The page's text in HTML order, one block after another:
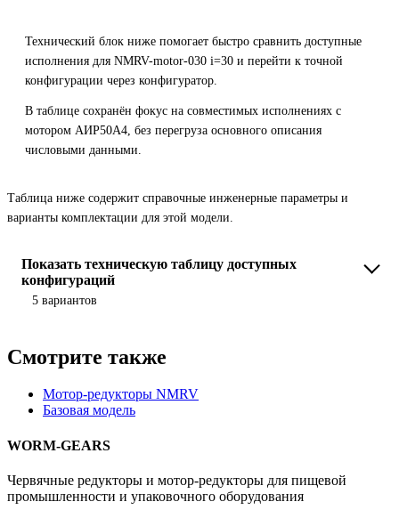
Технический блок ниже помогает быстро сравнить доступные
исполнения для NMRV-motor-030 i=30 и перейти к точной
конфигурации через конфигуратор.
В таблице сохранён фокус на совместимых исполнениях с
мотором АИР50A4, без перегруза основного описания
числовыми данными.
Таблица ниже содержит справочные инженерные параметры и
варианты комплектации для этой модели.
Показать техническую таблицу доступных
конфигураций
5 вариантов
Смотрите также
Мотор-редукторы NMRV
Базовая модель
WORM-GEARS
Червячные редукторы и мотор-редукторы для пищевой
промышленности и упаковочного оборудования